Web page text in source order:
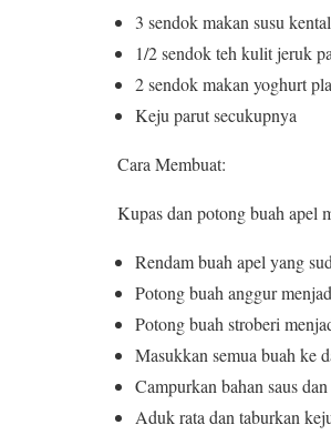
3 sendok makan susu
1/2 sendok teh kulit jeruk
2 sendok makan yoghurt
Keju parut secukupnya
Cara Membuat:
Kupas dan potong buah apel
Rendam buah apel yang
Potong buah anggur
Potong buah stroberi
Masukkan semua buah ke
Campurkan bahan saus
Aduk rata dan taburkan